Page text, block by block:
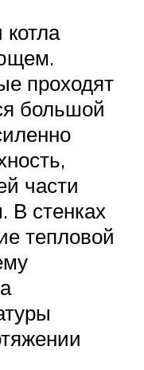
проходят
большой
части
В стенках
тепловой